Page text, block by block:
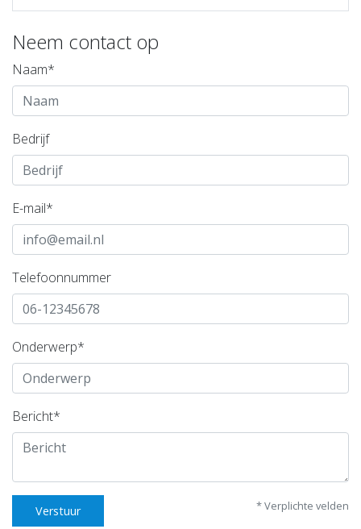
Neem contact op
Naam*
Bedrijf
E-mail*
Telefoonnummer
Onderwerp*
Bericht*
Verstuur * Verplichte velden